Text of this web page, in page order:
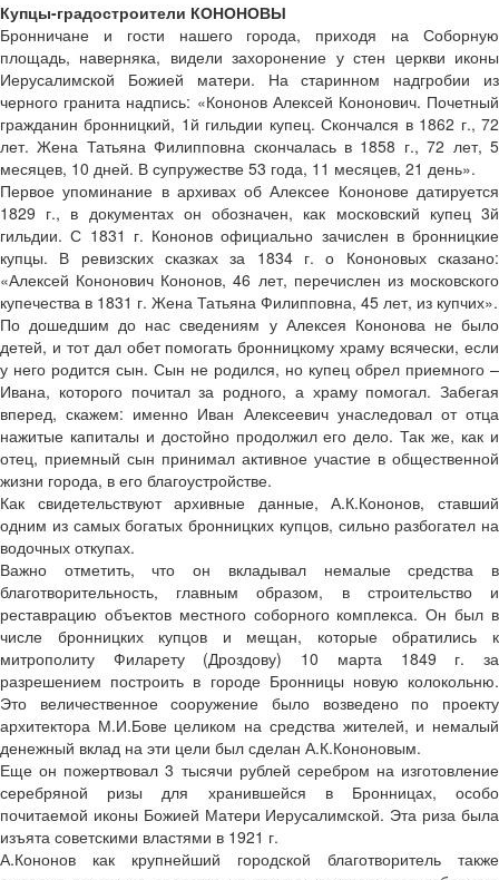
Купцы-градостроители КОНОНОВЫ
Бронничане и гости нашего города, приходя на Соборную
площадь, наверняка, видели захоронение у стен церкви иконы
Иерусалимской Божией матери. На старинном надгробии из
черного гранита надпись: «Кононов Алексей Кононович. Почетный
гражданин бронницкий, 1­й гильдии купец. Скончался в 1862 г., 72
лет. Жена Татьяна Филипповна скончалась в 1858 г., 72 лет, 5
месяцев, 10 дней. В супружестве 53 года, 11 месяцев, 21 день».
Первое упоминание в архивах об Алексее Кононове датируется
1829 г., в документах он обозначен, как московский купец 3­й
гильдии. С 1831 г. Кононов официально зачислен в бронницкие
купцы. В ревизских сказках за 1834 г. о Кононовых сказано:
«Алексей Кононович Кононов, 46 лет, перечислен из московского
купечества в 1831 г. Жена Татьяна Филипповна, 45 лет, из купчих».
По дошедшим до нас сведениям у Алексея Кононова не было
детей, и тот дал обет помогать бронницкому храму всячески, если
у него родится сын. Сын не родился, но купец обрел приемного –
Ивана, которого почитал за родного, а храму помогал. Забегая
вперед, скажем: именно Иван Алексеевич унаследовал от отца
нажитые капиталы и достойно продолжил его дело. Так же, как и
отец, приемный сын принимал активное участие в общественной
жизни города, в его благоустройстве.
Как свидетельствуют архивные данные, А.К.Кононов, ставший
одним из самых богатых бронницких купцов, сильно разбогател на
водочных откупах.
Важно отметить, что он вкладывал немалые средства в
благотворительность, главным образом, в строительство и
реставрацию объектов местного соборного комплекса. Он был в
числе бронницких купцов и мещан, которые обратились к
митрополиту Филарету (Дроздову) 10 марта 1849 г. за
разрешением построить в городе Бронницы новую колокольню.
Это величественное сооружение было возведено по проекту
архитектора М.И.Бове целиком на средства жителей, и немалый
денежный вклад на эти цели был сделан А.К.Кононовым.
Еще он пожертвовал 3 тысячи рублей серебром на изготовление
серебряной ризы для хранившейся в Бронницах, особо
почитаемой иконы Божией Матери Иерусалимской. Эта риза была
изъята советскими властями в 1921 г.
А.Кононов как крупнейший городской благотворитель также